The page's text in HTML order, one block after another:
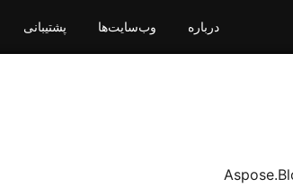
پشتیبانی وب‌سایت‌ها درباره